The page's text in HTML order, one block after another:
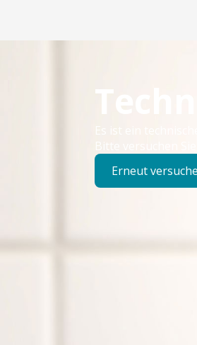
Es ist ein
Bitte versuchen
Erneut